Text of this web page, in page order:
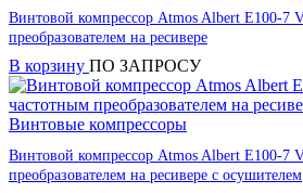
Винтовой компрессор Atmos Albert E100-7
преобразователем на ресивере
В корзину ПО ЗАПРОСУ
Винтовые компрессоры
Винтовой компрессор Atmos Albert E100-7
преобразователем на ресивере с осушителем